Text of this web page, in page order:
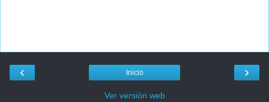
‹ ›
Inicio
Ver versión web